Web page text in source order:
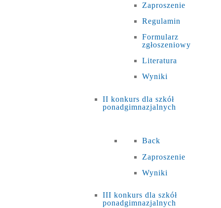
Zaproszenie
Regulamin
Formularz
zgłoszeniowy
Literatura
Wyniki
II konkurs dla szkół
ponadgimnazjalnych
Back
Zaproszenie
Wyniki
III konkurs dla szkół
ponadgimnazjalnych